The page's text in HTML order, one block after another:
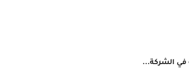
الشركة...